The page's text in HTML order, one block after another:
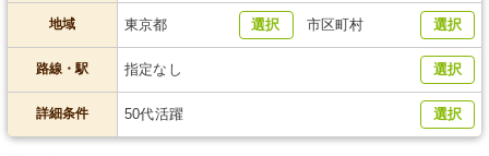
地域 東京都 選択 市区町村 選択
路線・駅 指定なし 選択
詳細条件 50代活躍 選択